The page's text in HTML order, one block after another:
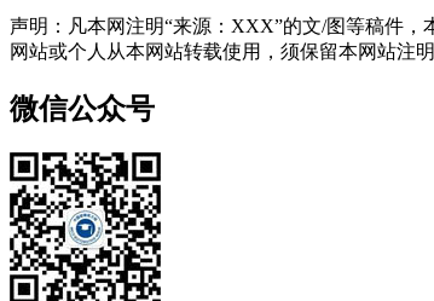
声明：凡本网注明“来源：XXX”的文/图等稿件，
网站或个人从本网站转载使用，须保留本网站注
微信公众号